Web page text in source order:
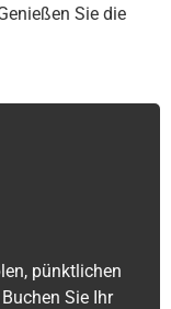
Sie die
pünktlichen
Buchen Sie Ihr